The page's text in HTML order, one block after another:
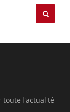
toute l'actualité